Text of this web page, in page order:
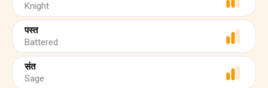
Knight
पस्त
Battered
संत
Sage